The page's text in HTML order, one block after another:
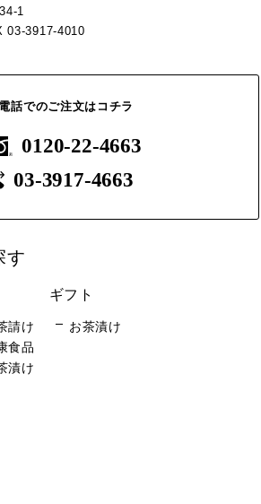
34-1
03-3917-4010
話でのご注文はコチラ
0120-22-4663
03-3917-4663
す
請け
食品
漬け
ギフト
お茶漬け